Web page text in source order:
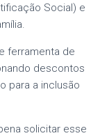
Social) e
ferramenta de
descontos
para a inclusão
solicitar esse